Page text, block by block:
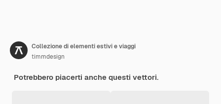
Collezione di elementi estivi e viaggi
timmdesign
Potrebbero piacerti anche questi vettori.